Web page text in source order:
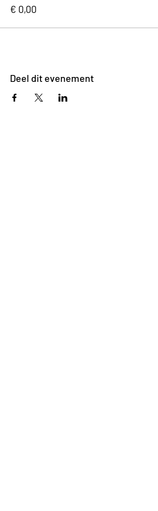
€ 0,00
Deel dit evenement